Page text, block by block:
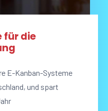
für die
E-Kanban-Systeme
und spart